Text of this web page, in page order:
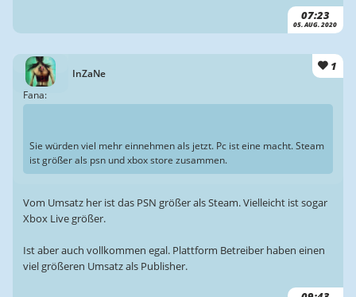
07:23
05. AUG. 2020
InZaNe
1
Fana:
Sie würden viel mehr einnehmen als jetzt. Pc ist eine macht. Steam
ist größer als psn und xbox store zusammen.
Vom Umsatz her ist das PSN größer als Steam. Vielleicht ist sogar
Xbox Live größer.
Ist aber auch vollkommen egal. Plattform Betreiber haben einen
viel größeren Umsatz als Publisher.